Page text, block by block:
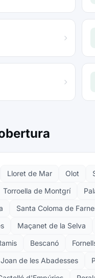
Lloret de Mar Olot
Torroella de Montgrí
Santa Coloma de
Maçanet de la Selva
Bescanó
de les Abadesses